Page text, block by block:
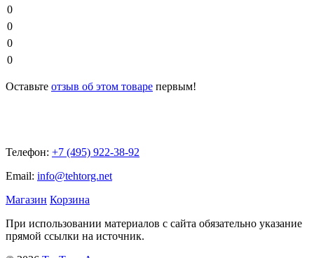
0
0
0
0
Оставьте отзыв об этом товаре первым!
Телефон: +7 (495) 922-38-92
Email: info@tehtorg.net
Магазин Корзина
При использовании материалов с сайта обязательно указание
прямой ссылки на источник.